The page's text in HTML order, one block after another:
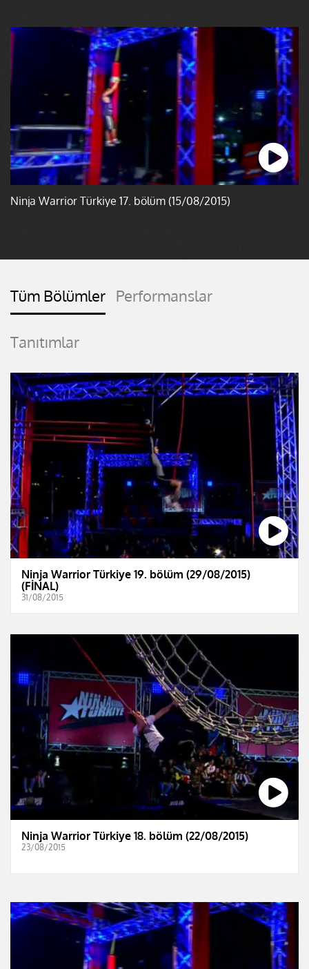
Ninja Warrior Türkiye 17. bölüm (15/08/2015)
Tüm Bölümler Performanslar
Tanıtımlar
Ninja Warrior Türkiye 19. bölüm (29/08/2015)
(FİNAL)
31/08/2015
Ninja Warrior Türkiye 18. bölüm (22/08/2015)
23/08/2015